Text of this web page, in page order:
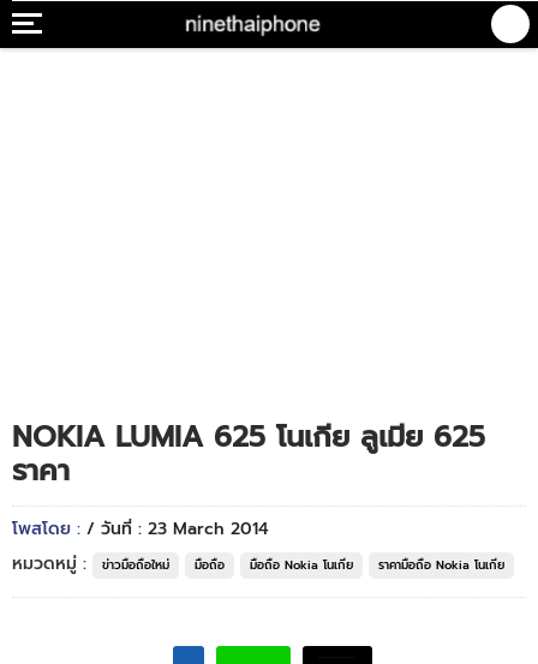
NOKIA LUMIA 625 โนเกีย ลูเมีย 625
ราคา
โพสโดย : / วันที่ : 23 March 2014
หมวดหมู่ :
ข่าวมือถือใหม่ มือถือ มือถือ Nokia โนเกีย ราคามือถือ Nokia โนเกีย